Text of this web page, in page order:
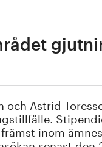
Astrid
inom